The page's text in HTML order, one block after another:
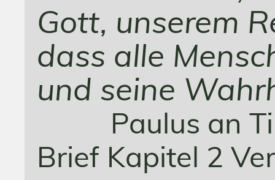
Gott, unserem
dass alle
und seine
Paulus an
Brief Kapitel 2